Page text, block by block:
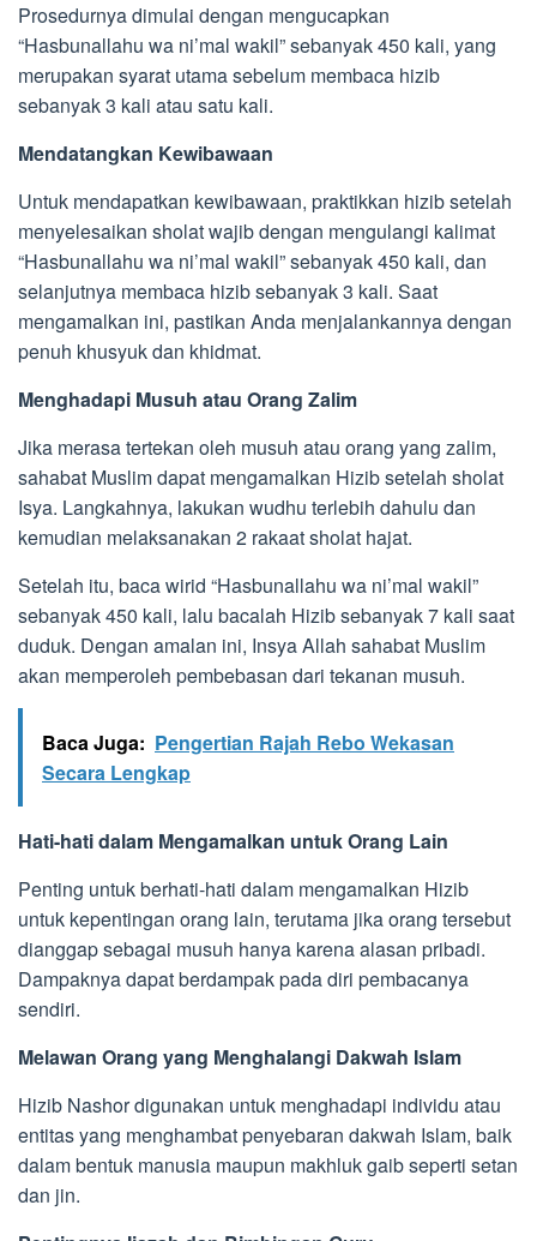
Prosedurnya dimulai dengan mengucapkan
“Hasbunallahu wa ni’mal wakil” sebanyak 450 kali, yang
merupakan syarat utama sebelum membaca hizib
sebanyak 3 kali atau satu kali.
Mendatangkan Kewibawaan
Untuk mendapatkan kewibawaan, praktikkan hizib setelah
menyelesaikan sholat wajib dengan mengulangi kalimat
“Hasbunallahu wa ni’mal wakil” sebanyak 450 kali, dan
selanjutnya membaca hizib sebanyak 3 kali. Saat
mengamalkan ini, pastikan Anda menjalankannya dengan
penuh khusyuk dan khidmat.
Menghadapi Musuh atau Orang Zalim
Jika merasa tertekan oleh musuh atau orang yang zalim,
sahabat Muslim dapat mengamalkan Hizib setelah sholat
Isya. Langkahnya, lakukan wudhu terlebih dahulu dan
kemudian melaksanakan 2 rakaat sholat hajat.
Setelah itu, baca wirid “Hasbunallahu wa ni’mal wakil”
sebanyak 450 kali, lalu bacalah Hizib sebanyak 7 kali saat
duduk. Dengan amalan ini, Insya Allah sahabat Muslim
akan memperoleh pembebasan dari tekanan musuh.
Baca Juga: Pengertian Rajah Rebo Wekasan
Secara Lengkap
Hati-hati dalam Mengamalkan untuk Orang Lain
Penting untuk berhati-hati dalam mengamalkan Hizib
untuk kepentingan orang lain, terutama jika orang tersebut
dianggap sebagai musuh hanya karena alasan pribadi.
Dampaknya dapat berdampak pada diri pembacanya
sendiri.
Melawan Orang yang Menghalangi Dakwah Islam
Hizib Nashor digunakan untuk menghadapi individu atau
entitas yang menghambat penyebaran dakwah Islam, baik
dalam bentuk manusia maupun makhluk gaib seperti setan
dan jin.